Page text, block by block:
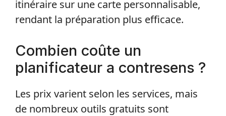
itinéraire sur une carte personnalisable,
rendant la préparation plus efficace.
Combien coûte un
planificateur a contresens ?
Les prix varient selon les services, mais
de nombreux outils gratuits sont